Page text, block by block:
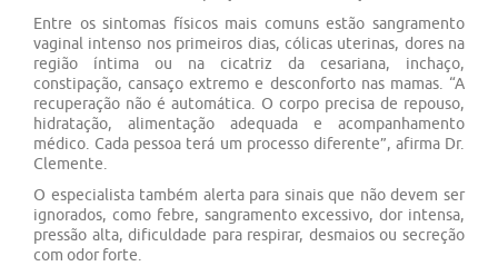
Entre os sintomas físicos mais comuns estão sangramento
vaginal intenso nos primeiros dias, cólicas uterinas, dores na
região íntima ou na cicatriz da cesariana, inchaço,
constipação, cansaço extremo e ​​desconforto​​ nas mamas. “A
recuperação não é automática. O corpo precisa de repouso,
hidratação, alimentação adequada e acompanhamento
médico. Cada pessoa terá um processo diferente”, afirma Dr.
Clemente.
O especialista também alerta para sinais que não devem ser
ignorados, como febre, sangramento excessivo, dor intensa,
pressão alta, dificuldade para respirar, desmaios ou secreção
com odor forte​​.​​​​ ​​